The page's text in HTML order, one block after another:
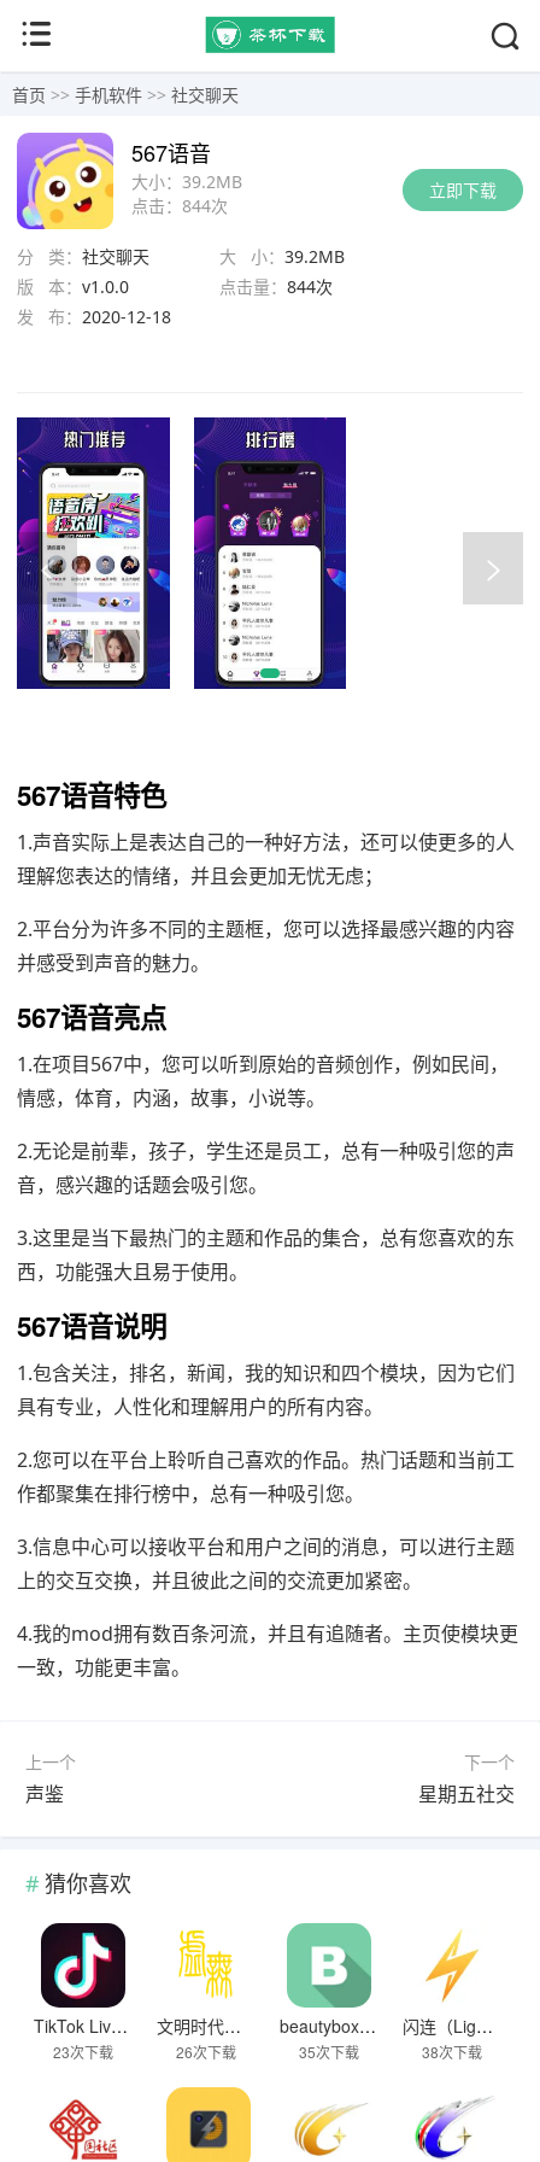
首页 >> 手机软件 >> 社交聊天
立即下载
大小： 39.2MB
点击： 844次
567语音
分 类： 社交聊天 大 小： 39.2MB
版 本： v1.0.0 点击量： 844次
发 布： 2020-12-18
567语音特色
1.声音实际上是表达自己的一种好方法，还可以使更多的人
理解您表达的情绪，并且会更加无忧无虑；
2.平台分为许多不同的主题框，您可以选择最感兴趣的内容
并感受到声音的魅力。
567语音亮点
1.在项目567中，您可以听到原始的音频创作，例如民间，
情感，体育，内涵，故事，小说等。
2.无论是前辈，孩子，学生还是员工，总有一种吸引您的声
音，感兴趣的话题会吸引您。
3.这里是当下最热门的主题和作品的集合，总有您喜欢的东
西，功能强大且易于使用。
567语音说明
1.包含关注，排名，新闻，我的知识和四个模块，因为它们
具有专业，人性化和理解用户的所有内容。
2.您可以在平台上聆听自己喜欢的作品。热门话题和当前工
作都聚集在排行榜中，总有一种吸引您。
3.信息中心可以接收平台和用户之间的消息，可以进行主题
上的交互交换，并且彼此之间的交流更加紧密。
4.我的mod拥有数百条河流，并且有追随者。主页使模块更
一致，功能更丰富。
上一个
声鉴
下一个
星期五社交
猜你喜欢
TikTok Live Wallpaper
23次下载
文明时代下载破解版无限金币最新版
26次下载
beautybox 小绿盒正版最新免费下载
35次下载
闪连（LightningX）加速器app
38次下载